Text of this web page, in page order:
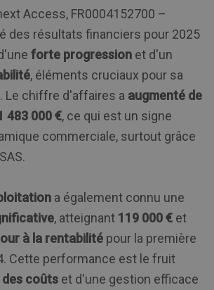
Access, FR0004152700 –
des résultats financiers pour 2025
forte progression et d'un
, éléments cruciaux pour sa
Le chiffre d'affaires a augmenté de
483 000 €, ce qui est un signe
commerciale, surtout grâce
a également connu une
, atteignant 119 000 € et
à la rentabilité pour la première
Cette performance est le fruit
coûts et d'une gestion efficace